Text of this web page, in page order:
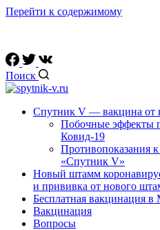
Перейти к содержимому
Поиск
Спутник V — вакцина от
Побочные эффекты
Ковид-19
Противопоказания
«Спутник V»
Новый штамм
и прививка от нового
Бесплатная вакцинация в
Вакцинация
Вопросы